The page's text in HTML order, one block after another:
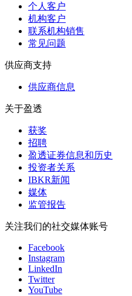
个人客户
机构客户
联系机构销售
常见问题
供应商支持
供应商信息
关于盈透
获奖
招聘
盈透证券信息和历史
投资者关系
IBKR新闻
媒体
监管报告
关注我们的社交媒体账号
Facebook
Instagram
LinkedIn
Twitter
YouTube